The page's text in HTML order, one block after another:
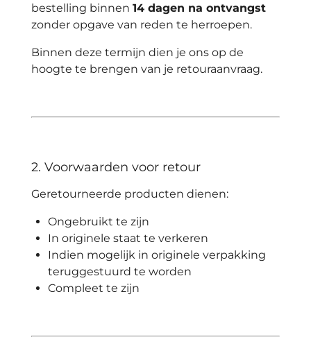
bestelling binnen 14 dagen na ontvangst
zonder opgave van reden te herroepen.
Binnen deze termijn dien je ons op de
hoogte te brengen van je retouraanvraag.
2. Voorwaarden voor retour
Geretourneerde producten dienen:
Ongebruikt te zijn
In originele staat te verkeren
Indien mogelijk in originele verpakking
teruggestuurd te worden
Compleet te zijn